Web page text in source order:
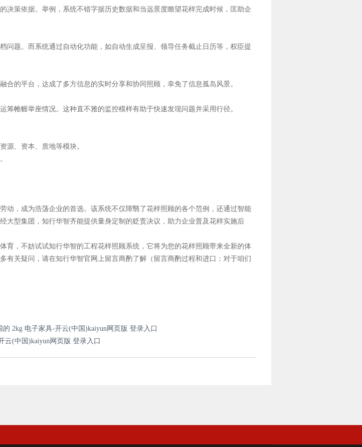
决策依据。举例，系统不错字据历史数据和当远景度瞻望花样完成时候，匡助企
问题。而系统通过自动化功能，如自动生成呈报、领导任务截止日历等，权臣提
的平台，达成了多方信息的实时分享和协同照顾，幸免了信息孤岛风景。
帷幄举座情况。这种直不雅的监控模样有助于快速发现问题并采用行径。
源、资本、质地等模块。
动，成为浩荡企业的首选。该系统不仅障翳了花样照顾的各个范例，还通过智能
大型集团，知行华智齐能提供量身定制的贬责决议，助力企业普及花样实施后
育，不妨试试知行华智的工程花样照顾系统，它将为您的花样照顾带来全新的体
有关疑问，请在知行华智官网上留言商酌了解（留言商酌过程和进口：对于咱们
2kg 电子家具-开云(中国)kaiyun网页版 登录入口
云(中国)kaiyun网页版 登录入口